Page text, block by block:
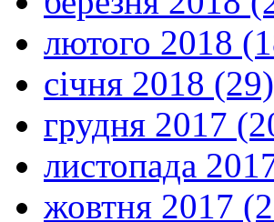
лютого 2018
січня 2018 (29)
грудня 2017
листопада
жовтня 2017